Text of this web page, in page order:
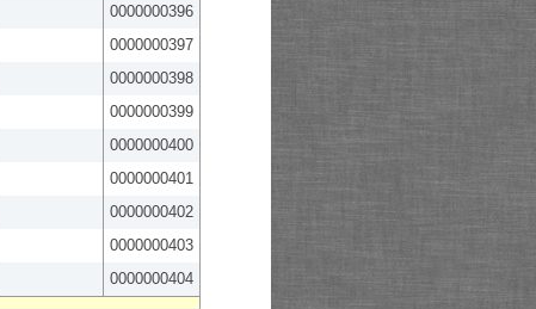
0000000396
0000000397
0000000398
0000000399
0000000400
0000000401
0000000402
0000000403
0000000404